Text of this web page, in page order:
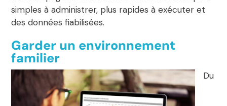
simples à administrer, plus rapides à exécuter et
des données fiabilisées.
Garder un environnement
familier
Du